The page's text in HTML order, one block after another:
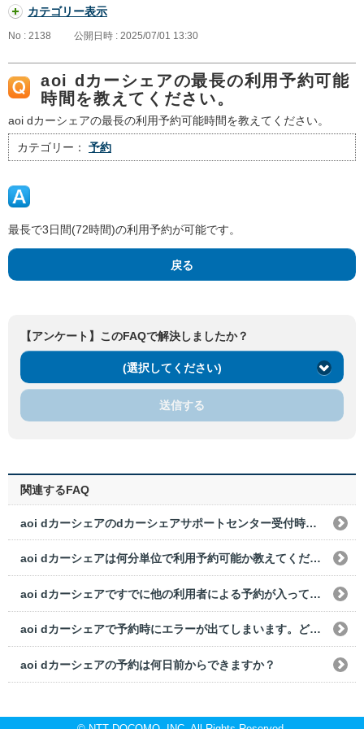
カテゴリー表示
No : 2138 公開日時 : 2025/07/01 13:30
aoi dカーシェアの最長の利用予約可能
時間を教えてください。
aoi dカーシェアの最長の利用予約可能時間を教えてください。
カテゴリー： 予約
最長で3日間(72時間)の利用予約が可能です。
戻る
【アンケート】このFAQで解決しましたか？
(選択してください)
送信する
関連するFAQ
aoi dカーシェアのdカーシェアサポートセンター受付時間外のクルマの電子鍵の登録方法を教えてください。
aoi dカーシェアは何分単位で利用予約可能か教えてください。
aoi dカーシェアですでに他の利用者による予約が入っている場合、前後の予約できない時間を教えてください。
aoi dカーシェアで予約時にエラーが出てしまいます。どのようにすればいいでしょうか？
aoi dカーシェアの予約は何日前からできますか？